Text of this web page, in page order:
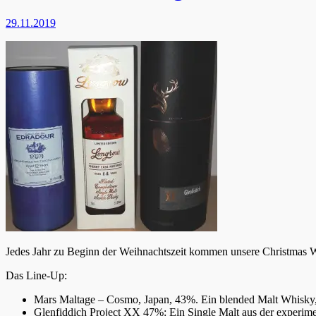
29.11.2019
Jedes Jahr zu Beginn der Weihnachtszeit kommen unsere
Das Line-Up:
Mars Maltage – Cosmo, Japan, 43%. Ein blended Malt
Glenfiddich Project XX 47%: Ein Single Malt aus der